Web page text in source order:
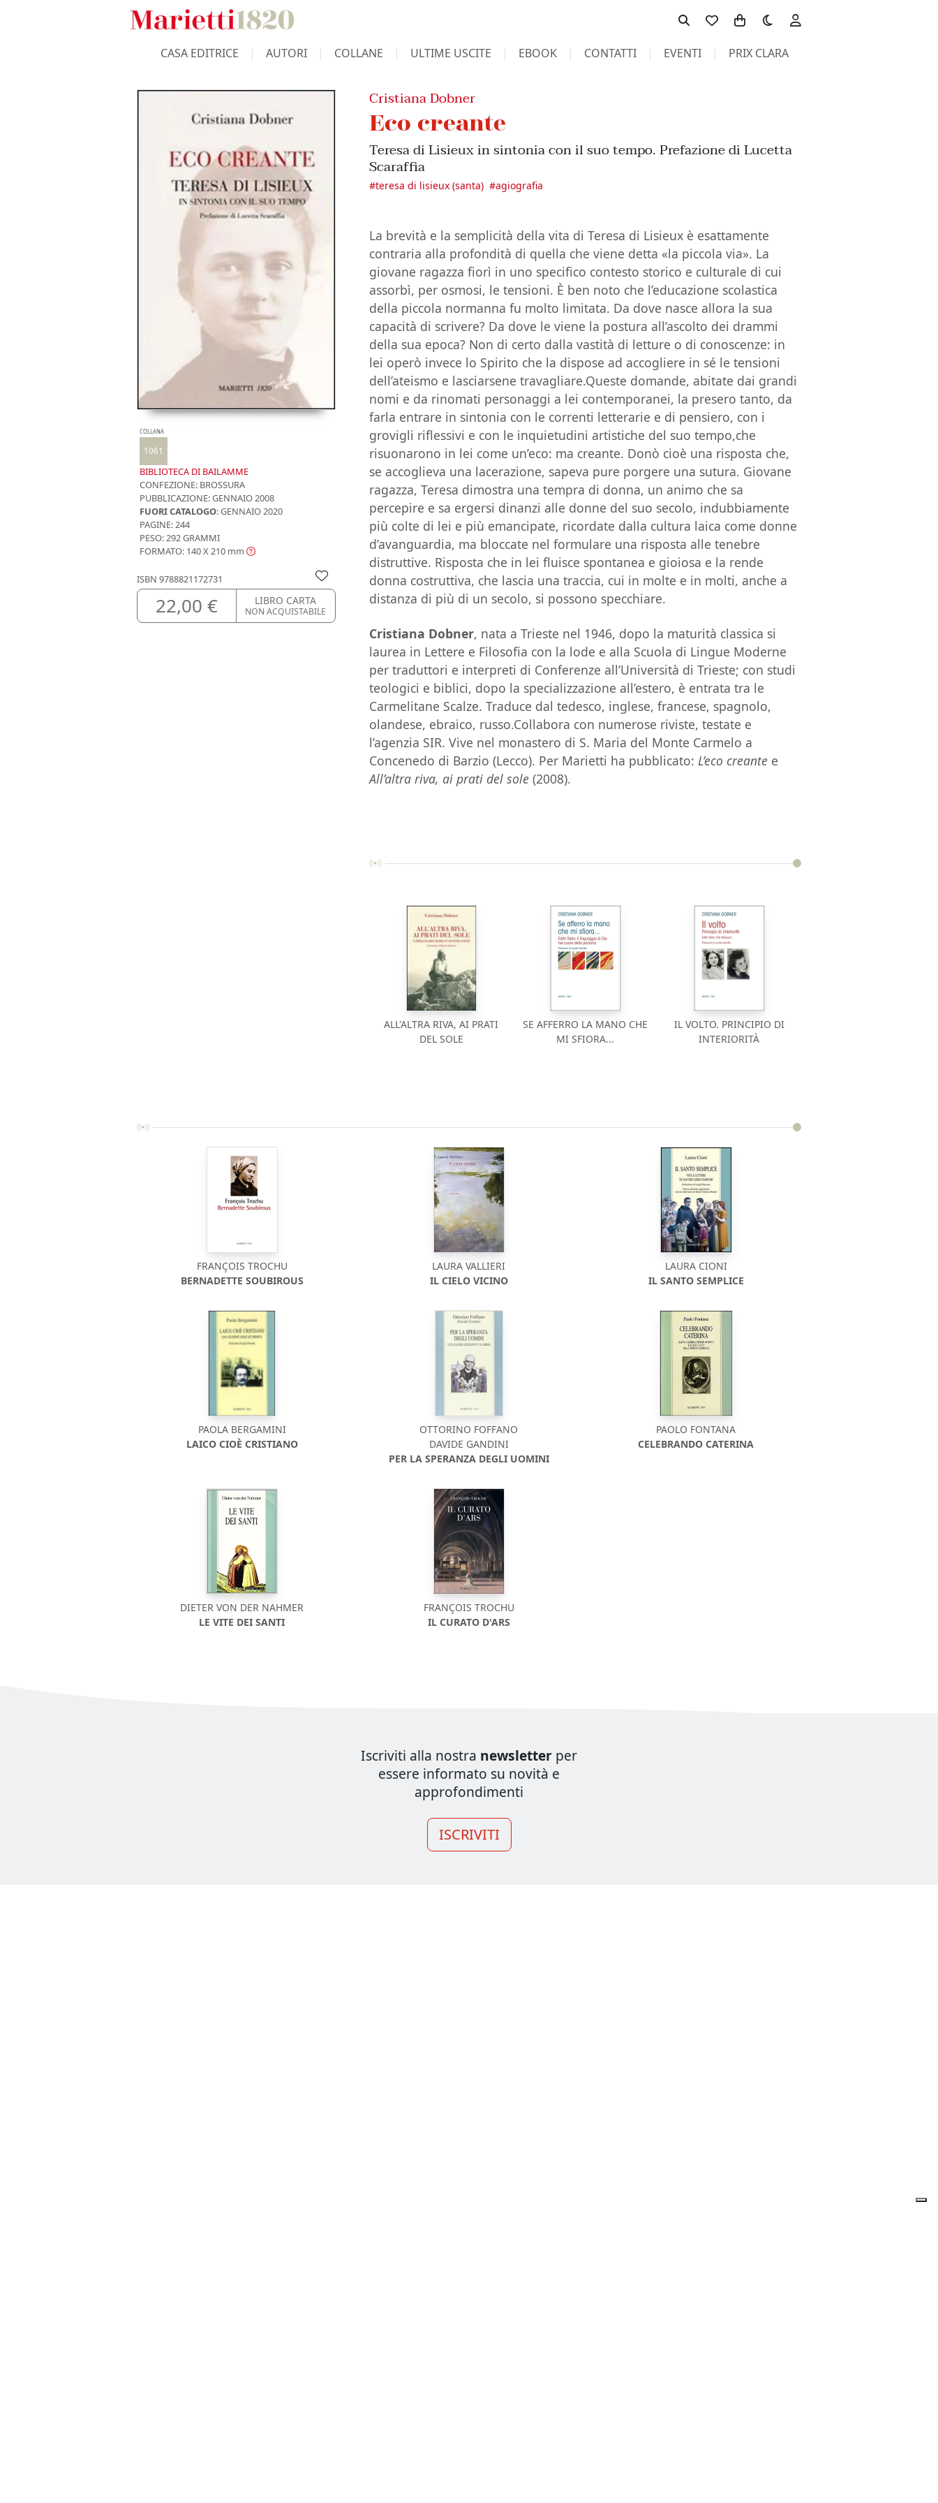
Toggle theme
CASA EDITRICE AUTORI COLLANE ULTIME USCITE EBOOK CONTATTI EVENTI PRIX CLARA
COLLANA
1061
BIBLIOTECA DI BAILAMME
CONFEZIONE: BROSSURA
PUBBLICAZIONE:GENNAIO 2008
FUORI CATALOGO: GENNAIO 2020
PAGINE: 244
PESO: 292 GRAMMI
FORMATO: 140 X 210 mm
ISBN 9788821172731
22,00 € LIBRO CARTA
NON ACQUISTABILE
Cristiana Dobner
Eco creante
Teresa di Lisieux in sintonia con il suo tempo. Prefazione di Lucetta
Scaraffia
#teresa di lisieux (santa) #agiografia
La brevità e la semplicità della vita di Teresa di Lisieux è esattamente
contraria alla profondità di quella che viene detta «la piccola via». La
giovane ragazza fiorì in uno specifico contesto storico e culturale di cui
assorbì, per osmosi, le tensioni. È ben noto che l’educazione scolastica
della piccola normanna fu molto limitata. Da dove nasce allora la sua
capacità di scrivere? Da dove le viene la postura all’ascolto dei drammi
della sua epoca? Non di certo dalla vastità di letture o di conoscenze: in
lei operò invece lo Spirito che la dispose ad accogliere in sé le tensioni
dell’ateismo e lasciarsene travagliare.Queste domande, abitate dai grandi
nomi e da rinomati personaggi a lei contemporanei, la presero tanto, da
farla entrare in sintonia con le correnti letterarie e di pensiero, con i
grovigli riflessivi e con le inquietudini artistiche del suo tempo,che
risuonarono in lei come un’eco: ma creante. Donò cioè una risposta che,
se accoglieva una lacerazione, sapeva pure porgere una sutura. Giovane
ragazza, Teresa dimostra una tempra di donna, un animo che sa
percepire e sa ergersi dinanzi alle donne del suo secolo, indubbiamente
più colte di lei e più emancipate, ricordate dalla cultura laica come donne
d’avanguardia, ma bloccate nel formulare una risposta alle tenebre
distruttive. Risposta che in lei fluisce spontanea e gioiosa e la rende
donna costruttiva, che lascia una traccia, cui in molte e in molti, anche a
distanza di più di un secolo, si possono specchiare.
Cristiana Dobner, nata a Trieste nel 1946, dopo la maturità classica si
laurea in Lettere e Filosofia con la lode e alla Scuola di Lingue Moderne
per traduttori e interpreti di Conferenze all’Università di Trieste; con studi
teologici e biblici, dopo la specializzazione all’estero, è entrata tra le
Carmelitane Scalze. Traduce dal tedesco, inglese, francese, spagnolo,
olandese, ebraico, russo.Collabora con numerose riviste, testate e
l’agenzia SIR. Vive nel monastero di S. Maria del Monte Carmelo a
Concenedo di Barzio (Lecco). Per Marietti ha pubblicato:L’eco creante e
All’altra riva, ai prati del sole (2008).
ALL'ALTRA RIVA, AI PRATI
DEL SOLE
SE AFFERRO LA MANO CHE
MI SFIORA...
IL VOLTO. PRINCIPIO DI
INTERIORITÀ
FRANÇOIS TROCHU
BERNADETTE SOUBIROUS
LAURA VALLIERI
IL CIELO VICINO
LAURA CIONI
IL SANTO SEMPLICE
PAOLA BERGAMINI
LAICO CIOÈ CRISTIANO
OTTORINO FOFFANO
DAVIDE GANDINI
PER LA SPERANZA DEGLI UOMINI
PAOLO FONTANA
CELEBRANDO CATERINA
DIETER VON DER NAHMER
LE VITE DEI SANTI
FRANÇOIS TROCHU
IL CURATO D'ARS
Iscriviti alla nostra newsletter per
essere informato su novità e
approfondimenti
ISCRIVITI